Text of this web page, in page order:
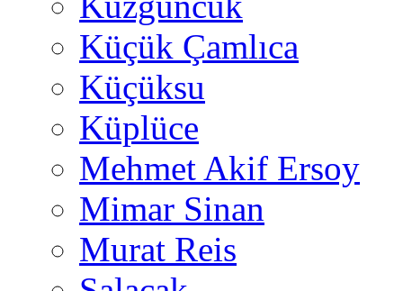
Küçük Çamlıca
Küçüksu
Küplüce
Mehmet Akif Ersoy
Mimar Sinan
Murat Reis